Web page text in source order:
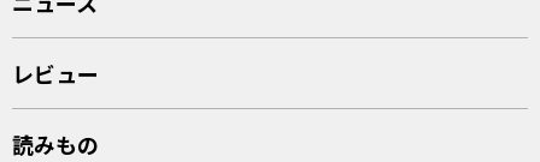
レビュー
読みもの